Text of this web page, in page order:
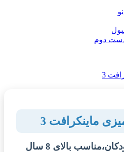
دوم
3
ماینکرافت 3
بالای 8 سال